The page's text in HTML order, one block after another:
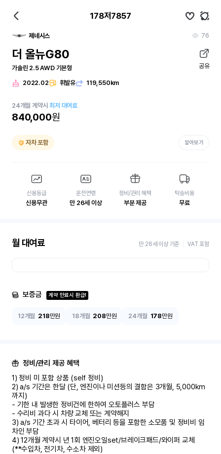
178저7857
제네시스 76
더 올뉴G80
가솔린 2.5 AWD 기본형 공유
2022.02 휘발유 119,550km
24개월 계약시최저 대여료
840,000원
자차 포함 알아보기
신용등급
신용무관
운전연령
만 26세 이상
정비/관리 혜택
부분 제공
탁송비용
무료
월 대여료 만 26세 이상 기준 VAT 포함
보증금 계약 만료시 환급!
12개월 218만원 18개월 208만원 24개월 178만원
정비/관리 제공 혜택
1) 정비 미 포함 상품 (self 정비)
2) a/s 기간은 한달 (단, 엔진이나 미션등의 결함은 3개월, 5,000km
까지)
- 기한 내 발생한 정비건에 한하여 오토플러스 부담
- 수리비 과다 시 차량 교체 또는 계약해지
3) a/s 기간 초과 시 타이어, 베터리 등을 포함한 소모품 및 정비비 임
차인 부담
4) 12개월 계약시 년 1회 엔진오일set/브레이크패드/와이퍼 교체
(**수입차, 전기차, 수소차 제외)